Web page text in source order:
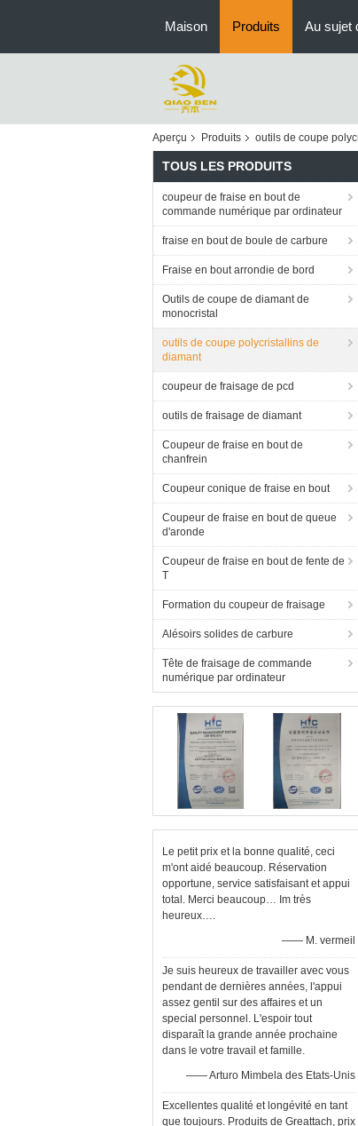
Maison Produits Au sujet
Aperçu Produits outils de coupe
TOUS LES PRODUITS
coupeur de fraise en bout de
commande numérique par ordinateur
fraise en bout de boule de carbure
Fraise en bout arrondie de bord
Outils de coupe de diamant de
monocristal
outils de coupe polycristallins de
diamant
coupeur de fraisage de pcd
outils de fraisage de diamant
Coupeur de fraise en bout de
chanfrein
Coupeur conique de fraise en bout
Coupeur de fraise en bout de queue
d'aronde
Coupeur de fraise en bout de fente de
T
Formation du coupeur de fraisage
Alésoirs solides de carbure
Tête de fraisage de commande
numérique par ordinateur
Le petit prix et la bonne qualité, ceci
m'ont aidé beaucoup. Réservation
opportune, service satisfaisant et appui
total. Merci beaucoup… Im très
heureux….
—— M. vermeil
Je suis heureux de travailler avec vous
pendant de dernières années, l'appui
assez gentil sur des affaires et un
special personnel. L'espoir tout
disparaît la grande année prochaine
dans le votre travail et famille.
—— Arturo Mimbela des Etats-Unis
Excellentes qualité et longévité en tant
que toujours. Produits de Greattach, prix